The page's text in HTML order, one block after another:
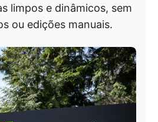
limpos e dinâmicos, sem
ou edições manuais.